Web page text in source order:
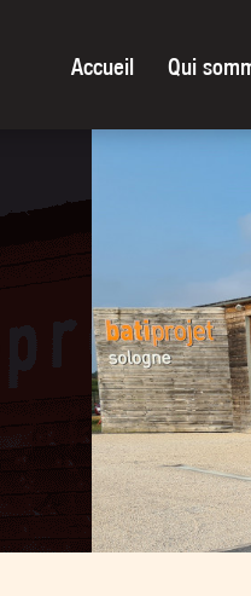
Accueil Qui